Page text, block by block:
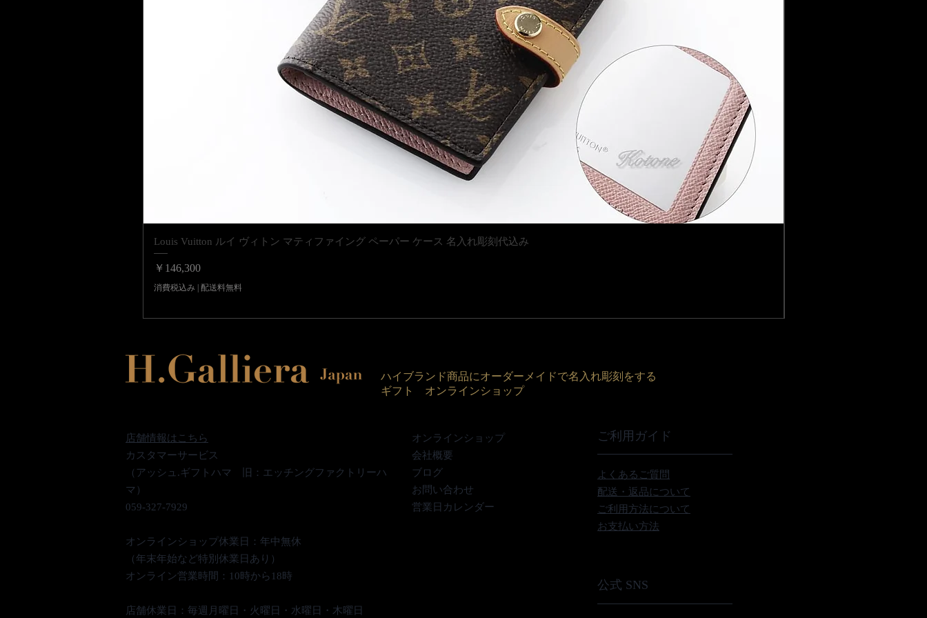
クイックビュー
Louis Vuitton ルイ ヴィトン マティファイング ペーパー ケース 名入れ彫刻代込み
価格
￥146,300
消費税込み | 配送料無料
ハイブランド商品にオーダーメイドで名入れ彫刻をする
ギフト オンラインショップ
店舗情報はこちら
カスタマーサービス
（アッシュ.ギフトハマ 旧：エッチングファクトリーハ
マ）
059-327-7929
オンラインショップ休業日：年中無休
（年末年始など特別休業日あり）
オンライン営業時間：10時から18時
​店舗休業日：毎週月曜日・火曜日・水曜日・木曜日
オンラインショップ
会社概要
ブログ
お問い合わせ
営業日カレンダー
ご利用ガイド
よくあるご質問
配送・返品について
ご利用方法について
お支払い方法
公式 SNS